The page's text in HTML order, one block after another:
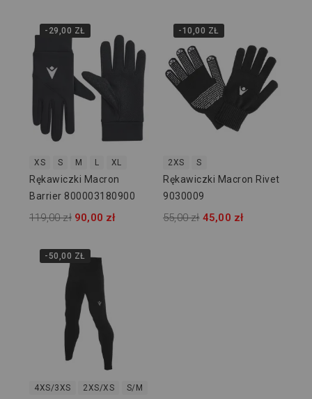
-29,00 ZŁ
XS S M L XL
Rękawiczki Macron
Barrier 800003180900
119,00 zł 90,00 zł
-10,00 ZŁ
2XS S
Rękawiczki Macron Rivet
9030009
55,00 zł 45,00 zł
-50,00 ZŁ
4XS/3XS 2XS/XS S/M